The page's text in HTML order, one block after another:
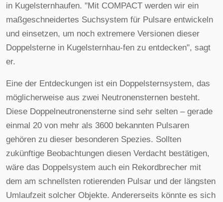
in Kugelsternhaufen. "Mit COMPACT werden wir ein
maßgeschneidertes Suchsystem für Pulsare entwickeln
und einsetzen, um noch extremere Versionen dieser
Doppelsterne in Kugelsternhau-fen zu entdecken", sagt
er.
Eine der Entdeckungen ist ein Doppelsternsystem, das
möglicherweise aus zwei Neutronensternen besteht.
Diese Doppelneutronensterne sind sehr selten – gerade
einmal 20 von mehr als 3600 bekannten Pulsaren
gehören zu dieser besonderen Spezies. Sollten
zukünftige Beobachtungen diesen Verdacht bestätigen,
wäre das Doppelsystem auch ein Rekordbrecher mit
dem am schnellsten rotierenden Pulsar und der längsten
Umlaufzeit solcher Objekte. Andererseits könnte es sich